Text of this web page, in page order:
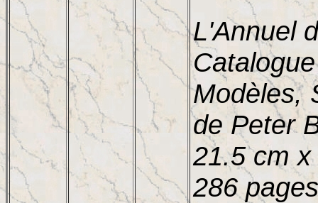
L'Annuel
Modèles,
de Peter
21.5 cm
286